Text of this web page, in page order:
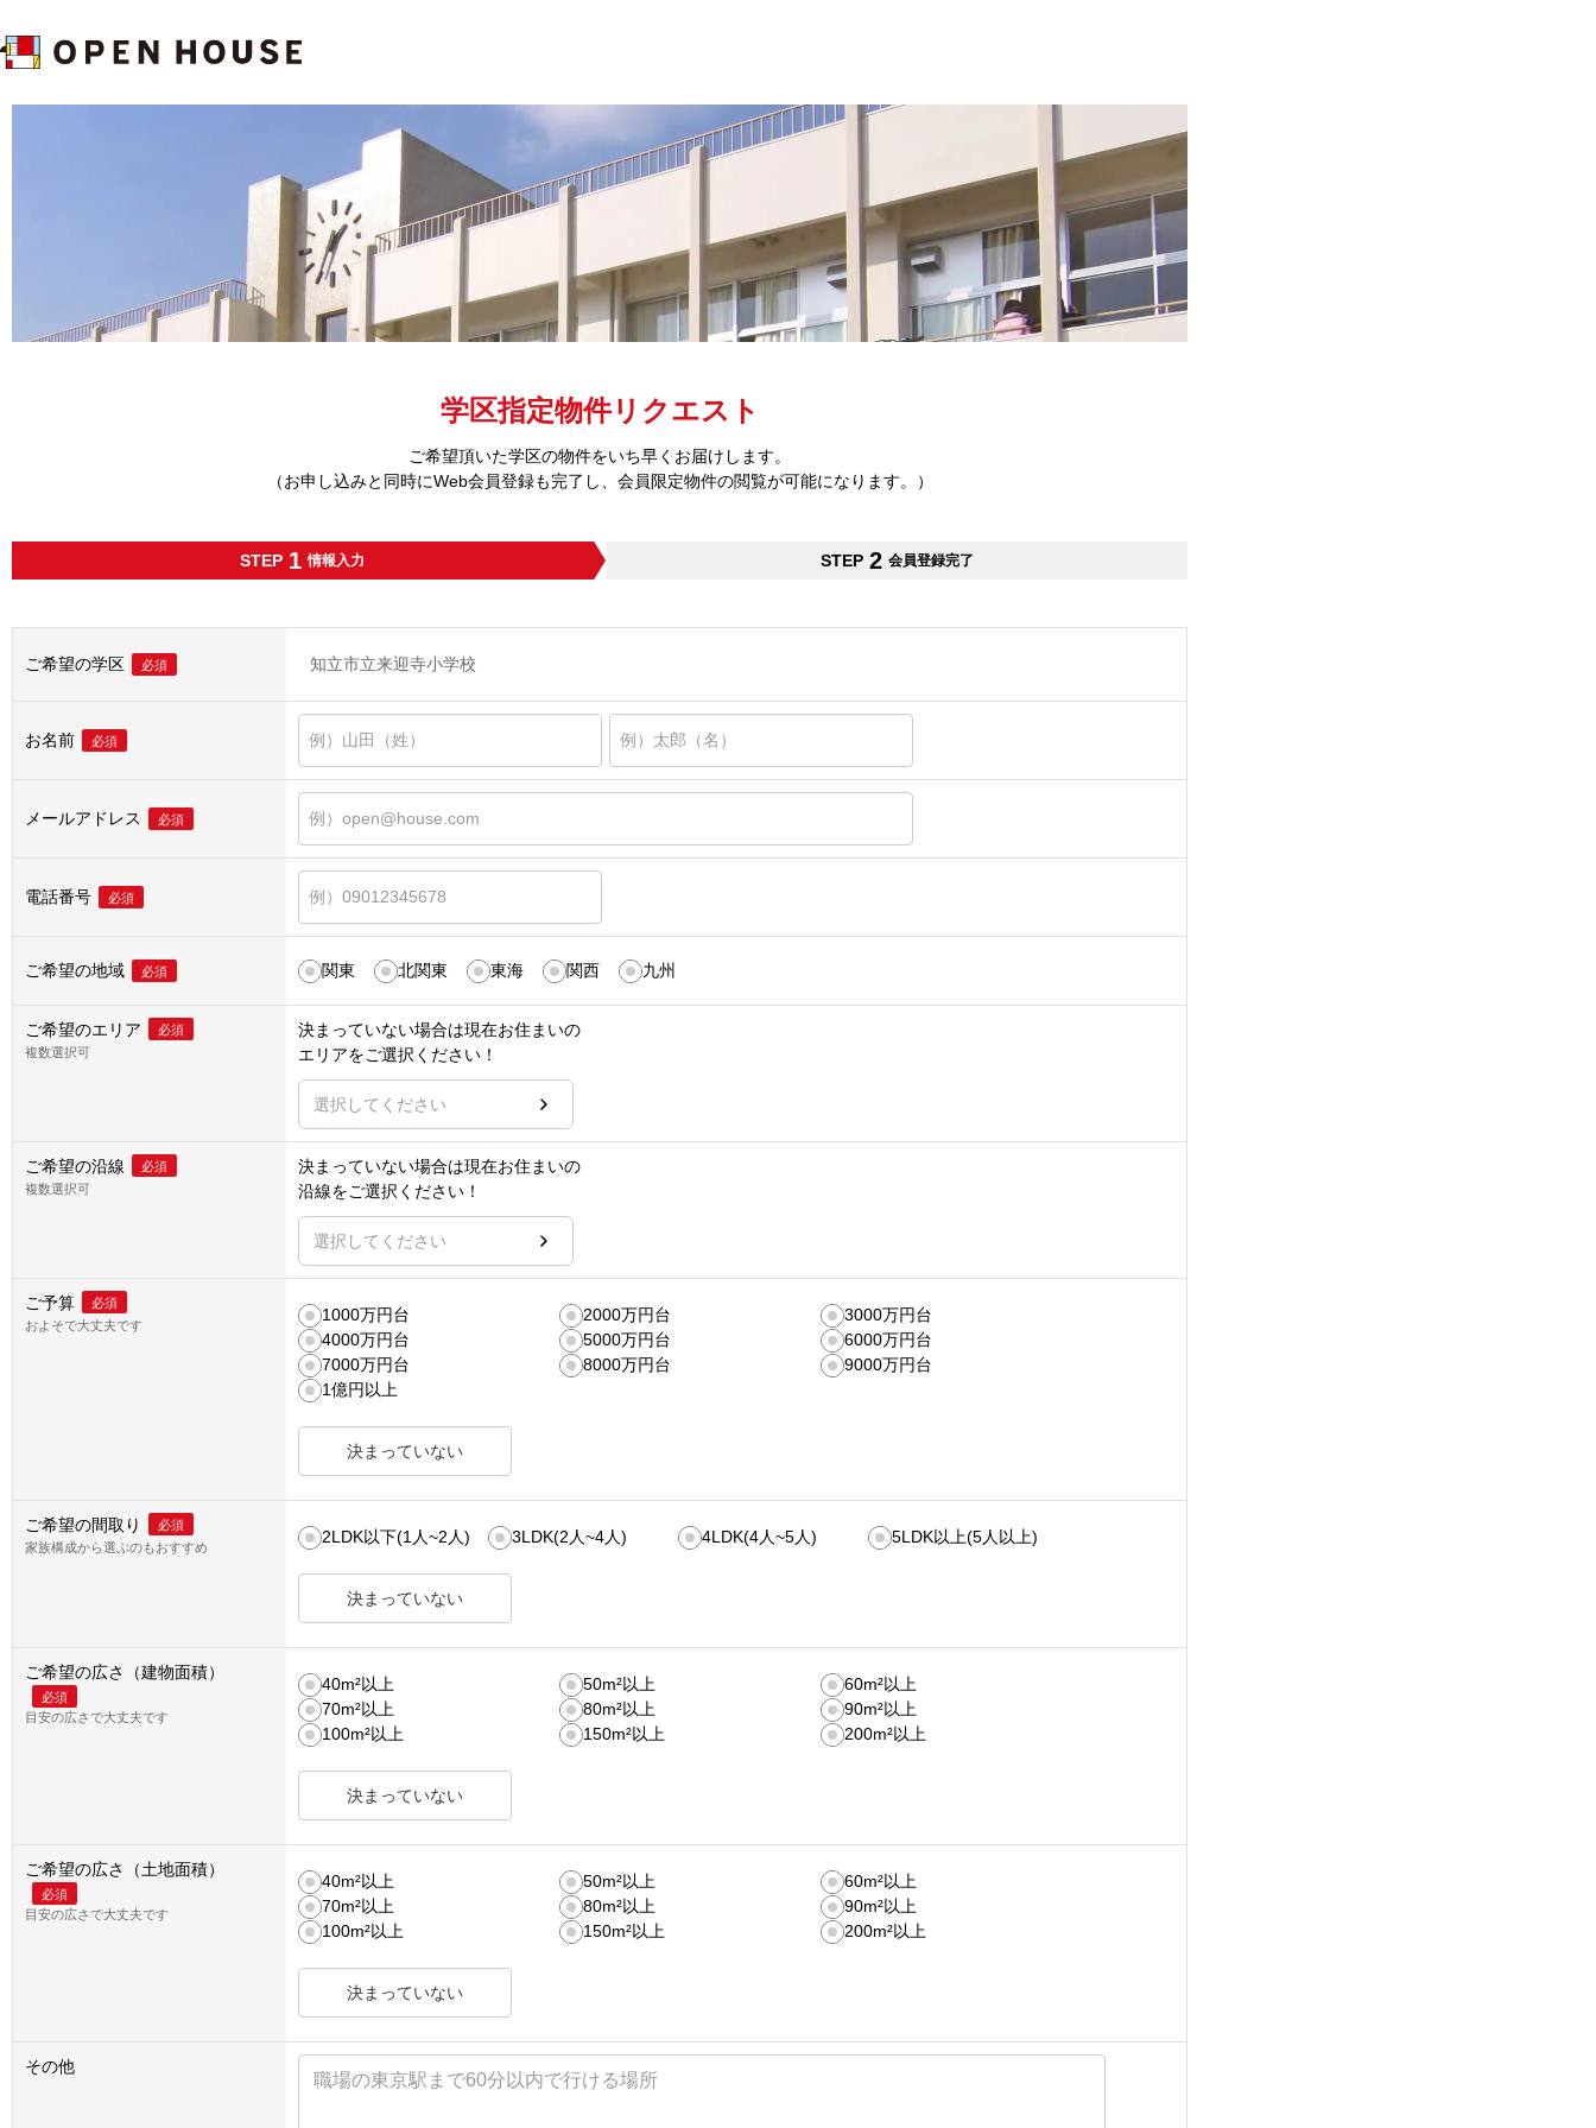
学区指定物件リクエスト
ご希望頂いた学区の物件をいち早くお届けします。
（お申し込みと同時にWeb会員登録も完了し、会員限定物件の閲覧が可能になります。）
STEP 1 情報入力 STEP 2 会員登録完了
ご希望の学区 必須 知立市立来迎寺小学校
お名前 必須
メールアドレス 必須
電話番号 必須
ご希望の地域 必須 関東 北関東 東海 関西 九州
ご希望のエリア
必須
複数選択可
決まっていない場合は現在お住まいの
エリアをご選択ください！
選択してください
ご希望の沿線
必須
複数選択可
決まっていない場合は現在お住まいの
沿線をご選択ください！
選択してください
ご予算
必須
およそで大丈夫です
1000万円台 2000万円台
3000万円台
4000万円台
5000万円台
6000万円台
7000万円台
8000万円台
9000万円台
1億円以上
決まっていない
ご希望の間取り
必須
家族構成から選ぶのもおすすめ
2LDK以下(1人~2人) 3LDK(2人~4人) 4LDK(4人~5人) 5LDK以上(5人以上)
決まっていない
ご希望の広さ（建物面積）
必須
目安の広さで大丈夫です
40m²以上 50m²以上
60m²以上
70m²以上
80m²以上
90m²以上
100m²以上
150m²以上 200m²以上
決まっていない
ご希望の広さ（土地面積）
必須
目安の広さで大丈夫です
40m²以上 50m²以上
60m²以上
70m²以上
80m²以上
90m²以上
100m²以上
150m²以上 200m²以上
決まっていない
その他